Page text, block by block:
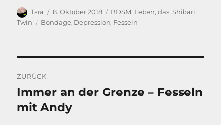
Autor
Tara
Veröffentlicht
am
8. Oktober 2018 Kategorien
BDSM, Leben, das,Shibari,
Twin
Schlagwörter
Bondage, Depression, Fesseln
ZURÜCK
Vorheriger
Beitrag:
Immer an der Grenze – Fesseln
mit Andy